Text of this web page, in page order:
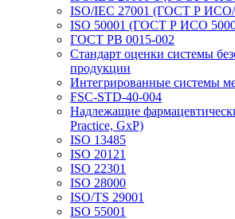
ISO/IEC 27001 (ГОСТ Р
ISO 50001 (ГОСТ Р ИСО
ГОСТ РВ 0015-002
Стандарт оценки системы
продукции
Интегрированные системы
FSC-STD-40-004
Надлежащие
Practice, GxP)
ISO 13485
ISO 20121
ISO 22301
ISO 28000
ISO/TS 29001
ISO 55001